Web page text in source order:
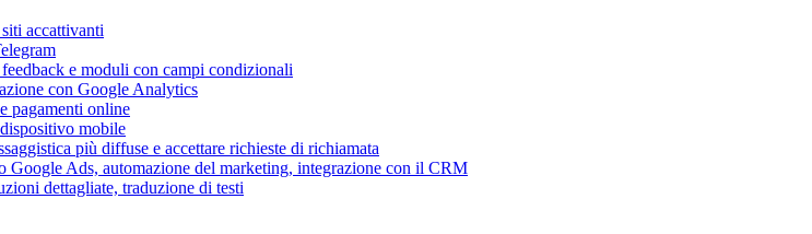
accattivanti
e moduli con campi condizionali
con Google Analytics
pagamenti online
mobile
più diffuse e accettare richieste di richiamata
Google Ads, automazione del marketing, integrazione con il CRM
dettagliate, traduzione di testi